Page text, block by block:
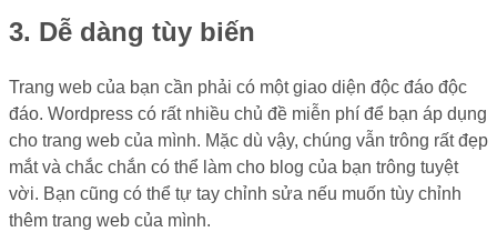
3. Dễ dàng tùy biến
Trang web của bạn cần phải có một giao diện độc đáo độc
đáo. Wordpress có rất nhiều chủ đề miễn phí để bạn áp dụng
cho trang web của mình. Mặc dù vậy, chúng vẫn trông rất đẹp
mắt và chắc chắn có thể làm cho blog của bạn trông tuyệt
vời. Bạn cũng có thể tự tay chỉnh sửa nếu muốn tùy chỉnh
thêm trang web của mình.